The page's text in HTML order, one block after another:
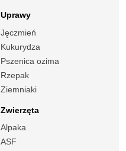
Uprawy
Jęczmień
Kukurydza
Pszenica ozima
Rzepak
Ziemniaki
Zwierzęta
Alpaka
ASF